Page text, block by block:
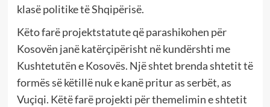
klasë politike të Shqipërisë.
Këto farë projektstatute që parashikohen për
Kosovën janë katërçipërisht në kundërshti me
Kushtetutën e Kosovës. Një shtet brenda shtetit të
formës së këtillë nuk e kanë pritur as serbët, as
Vuçiqi. Këtë farë projekti për themelimin e shtetit